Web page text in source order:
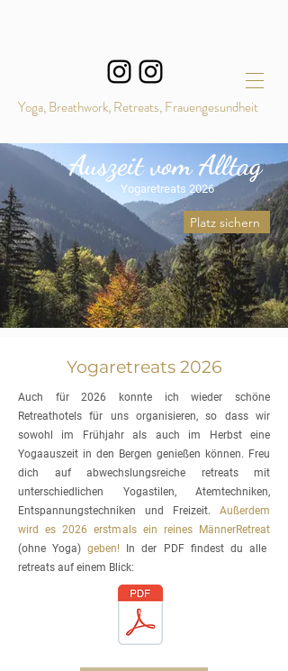
Yoga, Breathwork, Retreats, Frauengesundheit
Auszeit vom Alltag
Yogaretreats 2026
Platz sichern
Yogaretreats 2026
Auch für 2026 konnte ich wieder schöne
Retreathotels für uns organisieren, so dass wir
sowohl im Frühjahr als auch im Herbst eine
Yogaauszeit in den Bergen genießen können. Freu
dich auf abwechslungsreiche retreats mit
unterschiedlichen Yogastilen, Atemtechniken,
Entspannungstechniken und Freizeit. Außerdem
wird es 2026 erstmals ein reines MännerRetreat
(ohne Yoga)geben! In der PDF findest du alle
retreats auf einem Blick: